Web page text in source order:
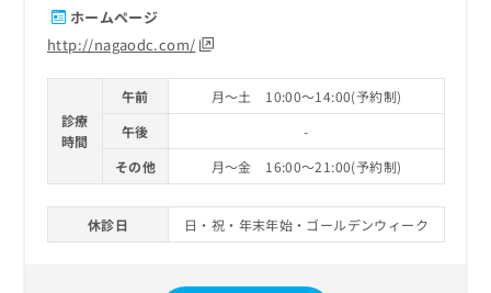
ホームページ
http://nagaodc.com/
診療
時間
午前
月～土 10:00～14:00(予約制)
午後
-
その他
月～金 16:00～21:00(予約制)
休診日 日・祝・年末年始・ゴールデンウィーク